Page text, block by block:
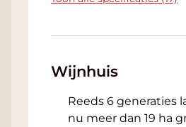
Wijnhuis
Reeds 6 generaties
nu meer dan 19 ha